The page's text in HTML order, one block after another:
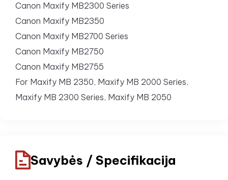
Canon Maxify MB2300 Series
Canon Maxify MB2350
Canon Maxify MB2700 Series
Canon Maxify MB2750
Canon Maxify MB2755
For Maxify MB 2350, Maxify MB 2000 Series,
Maxify MB 2300 Series, Maxify MB 2050
Savybės / Specifikacija